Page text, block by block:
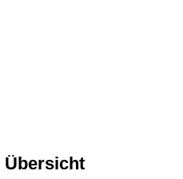
Übersicht